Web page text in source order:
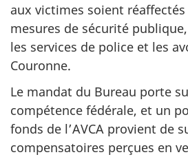
aux victimes soient
mesures de sécurité
les services de police et les
Couronne.
Le mandat du Bureau porte
compétence fédérale, et un
fonds de l’AVCA provient de
compensatoires perçues en